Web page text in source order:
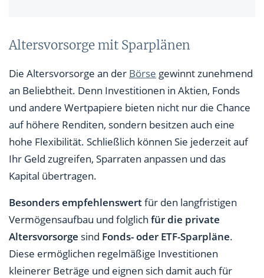
Altersvorsorge mit Sparplänen
Die Altersvorsorge an der Börse gewinnt zunehmend
an Beliebtheit. Denn Investitionen in Aktien, Fonds
und andere Wertpapiere bieten nicht nur die Chance
auf höhere Renditen, sondern besitzen auch eine
hohe Flexibilität. Schließlich können Sie jederzeit auf
Ihr Geld zugreifen, Sparraten anpassen und das
Kapital übertragen.
Besonders empfehlenswertfür den langfristigen
Vermögensaufbau und folglich für die private
Altersvorsorge sind Fonds- oder ETF-Sparpläne.
Diese ermöglichen regelmäßige Investitionen
kleinerer Beträge und eignen sich damit auch für